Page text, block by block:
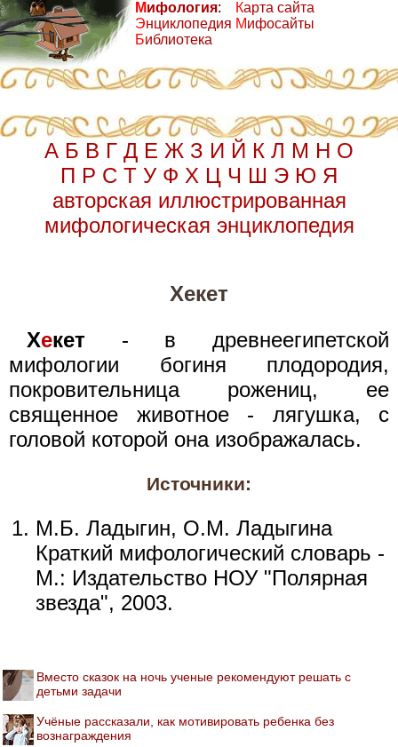
Мифология:
Энциклопедия
Библиотека
Карта сайта
Мифосайты
А Б В Г Д Е Ж З И Й К Л М Н О
П Р С Т У Ф Х Ц Ч Ш Э Ю Я
авторская иллюстрированная
мифологическая энциклопедия
Хекет
Хекет - в древнеегипетской
мифологии богиня плодородия,
покровительница рожениц, ее
священное животное - лягушка, с
головой которой она изображалась.
Источники:
М.Б. Ладыгин, О.М. Ладыгина
Краткий мифологический словарь -
М.: Издательство НОУ "Полярная
звезда", 2003.
Вместо сказок на ночь ученые рекомендуют решать с
детьми задачи
Учёные рассказали, как мотивировать ребенка без
вознаграждения